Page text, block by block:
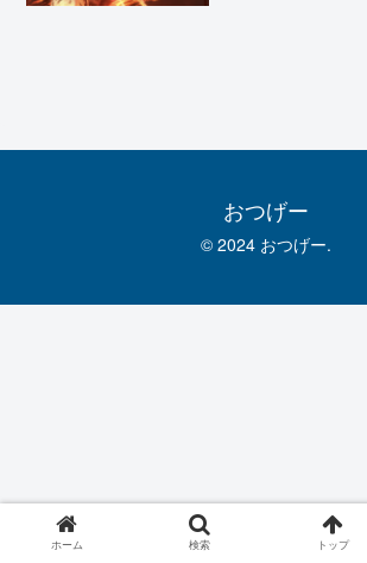
おつげー
© 2024 おつげー.
ホーム 検索 トップ